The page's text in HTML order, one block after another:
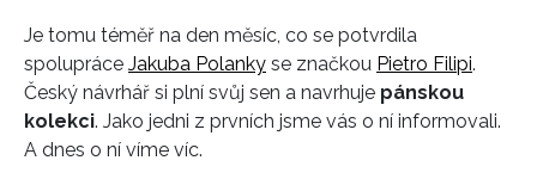
Je tomu téměř na den měsíc, co se potvrdila
spolupráce Jakuba Polanky se značkou Pietro Filipi.
Český návrhář si plní svůj sen a navrhuje pánskou
kolekci. Jako jedni z prvních jsme vás o ní informovali.
A dnes o ní víme víc.